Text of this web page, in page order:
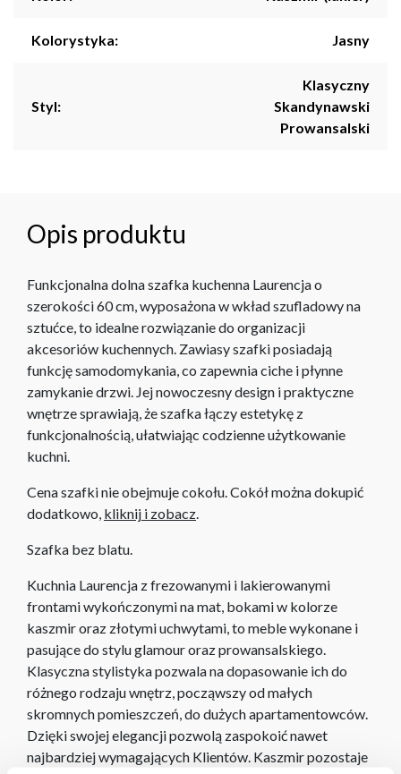
Kolorystyka: Jasny
Styl:
Klasyczny
Skandynawski
Prowansalski
Opis produktu
Funkcjonalna dolna szafka kuchenna Laurencja o
szerokości 60 cm, wyposażona w wkład szufladowy na
sztućce, to idealne rozwiązanie do organizacji
akcesoriów kuchennych. Zawiasy szafki posiadają
funkcję samodomykania, co zapewnia ciche i płynne
zamykanie drzwi. Jej nowoczesny design i praktyczne
wnętrze sprawiają, że szafka łączy estetykę z
funkcjonalnością, ułatwiając codzienne użytkowanie
kuchni.
Cena szafki nie obejmuje cokołu. Cokół można dokupić
dodatkowo, kliknij i zobacz
Szafka bez blatu.
Kuchnia Laurencja z frezowanymi i lakierowanymi
frontami wykończonymi na mat, bokami w kolorze
kaszmir oraz złotymi uchwytami, to meble wykonane i
pasujące do stylu glamour oraz prowansalskiego.
Klasyczna stylistyka pozwala na dopasowanie ich do
różnego rodzaju wnętrz, począwszy od małych
skromnych pomieszczeń, do dużych apartamentowców.
Dzięki swojej elegancji pozwolą zaspokoić nawet
najbardziej wymagających Klientów. Kaszmir pozostaje